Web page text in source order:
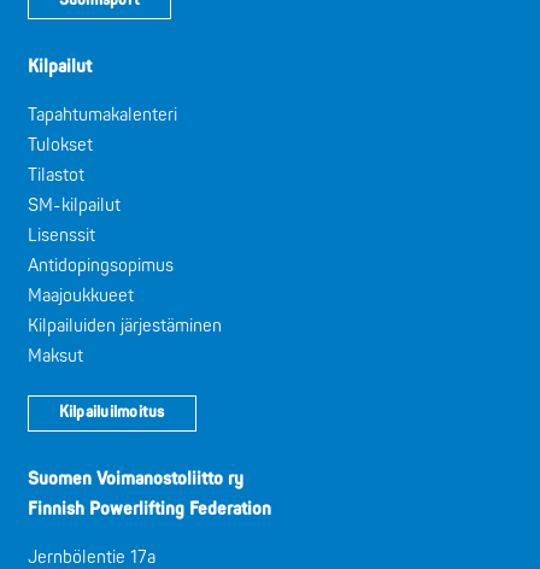
Kilpailut
Tapahtumakalenteri
Tulokset
Tilastot
SM-kilpailut
Lisenssit
Antidopingsopimus
Maajoukkueet
Kilpailuiden järjestäminen
Maksut
Kilpailuilmoitus
Suomen Voimanostoliitto ry
Finnish Powerlifting Federation
Jernbölentie 17a